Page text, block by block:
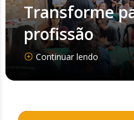
Transforme
profissão
Continuar lendo